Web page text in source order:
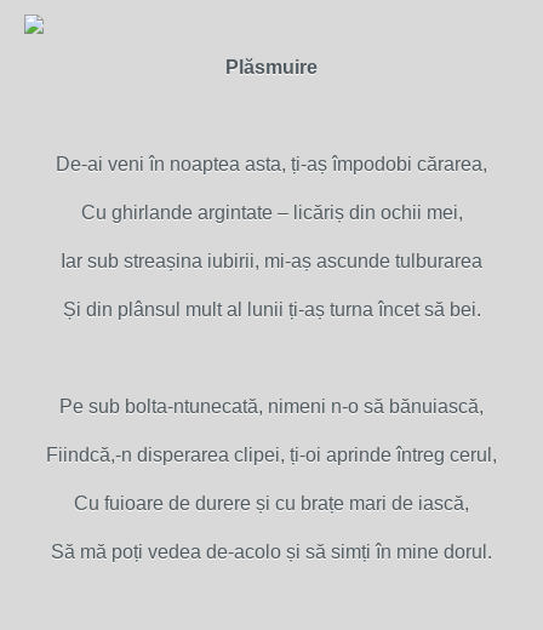
Plăsmuire
De-ai veni în noaptea asta, ți-aș împodobi cărarea,
Cu ghirlande argintate – licăriș din ochii mei,
Iar sub streașina iubirii, mi-aș ascunde tulburarea
Și din plânsul mult al lunii ți-aș turna încet să bei.
Pe sub bolta-ntunecată, nimeni n-o să bănuiască,
Fiindcă,-n disperarea clipei, ți-oi aprinde întreg cerul,
Cu fuioare de durere și cu brațe mari de iască,
Să mă poți vedea de-acolo și să simți în mine dorul.